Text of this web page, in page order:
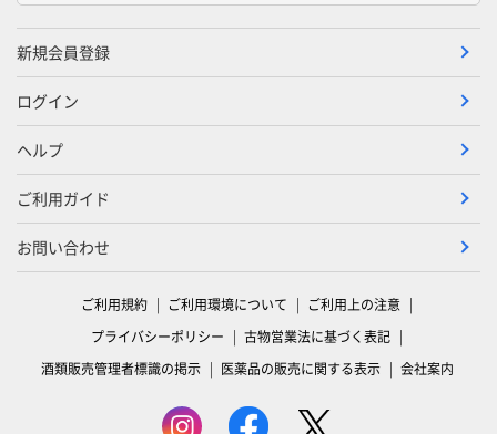
新規会員登録
ログイン
ヘルプ
ご利用ガイド
お問い合わせ
ご利用規約 ご利用環境について
ご利用上の注意
プライバシーポリシー
古物営業法に基づく表記
酒類販売管理者標識の掲示
医薬品の販売に関する表示 会社案内